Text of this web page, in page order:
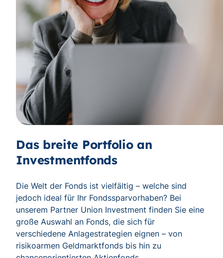
Das breite Portfolio an
Investmentfonds
Die Welt der Fonds ist vielfältig – welche sind
jedoch ideal für Ihr Fondssparvorhaben? Bei
unserem Partner Union Investment finden Sie eine
große Auswahl an Fonds, die sich für
verschiedene Anlagestrategien eignen – von
risikoarmen Geldmarktfonds bis hin zu